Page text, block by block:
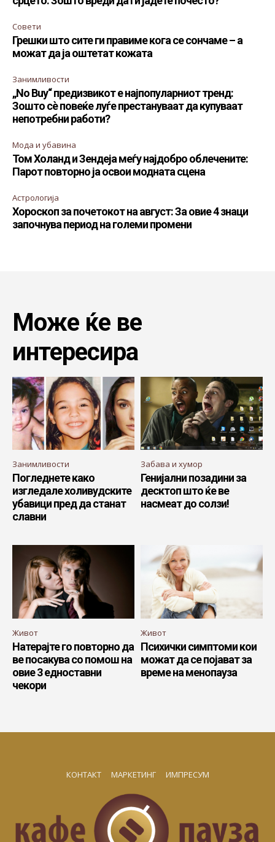
Совети
Грешки што сите ги правиме кога се сончаме – а
можат да ја оштетат кожата
Занимливости
„No Buy“ предизвикот е најпопуларниот тренд:
Зошто сè повеќе луѓе престануваат да купуваат
непотребни работи?
Мода и убавина
Том Холанд и Зендеја меѓу најдобро облечените:
Парот повторно ја освои модната сцена
Астрологија
Хороскоп за почетокот на август: За овие 4 знаци
започнува период на големи промени
Може ќе ве
интересира
Занимливости
Погледнете како
изгледале холивудските
убавици пред да станат
славни
Забава и хумор
Генијални позадини за
десктоп што ќе ве
насмеат до солзи!
Живот
Натерајте го повторно да
ве посакува со помош на
овие 3 едноставни
чекори
Живот
Психички симптоми кои
можат да се појават за
време на менопауза
КОНТАКТ МАРКЕТИНГ ИМПРЕСУМ